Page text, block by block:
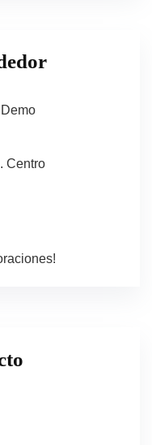
Centro